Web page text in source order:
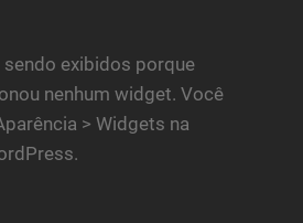
exibidos porque
nenhum widget. Você
> Widgets na